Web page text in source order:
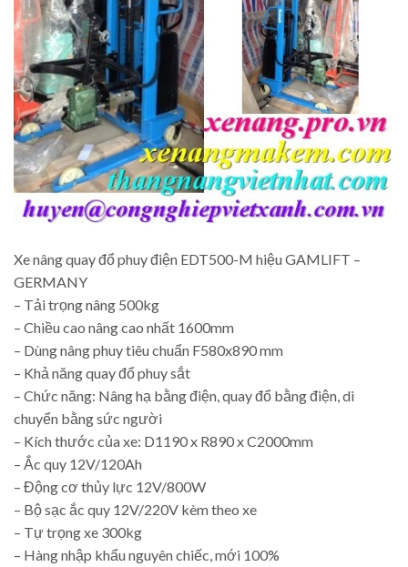
Xe nâng quay đổ phuy điện EDT500-M hiệu GAMLIFT –
GERMANY
– Tải trọng nâng 500kg
– Chiều cao nâng cao nhất 1600mm
– Dùng nâng phuy tiêu chuẩn F580x890 mm
– Khả năng quay đổ phuy sắt
– Chức năng: Nâng hạ bằng điện, quay đổ bằng điện, di
chuyển bằng sức người
– Kích thước của xe: D1190 x R890 x C2000mm
– Ắc quy 12V/120Ah
– Động cơ thủy lực 12V/800W
– Bộ sạc ắc quy 12V/220V kèm theo xe
– Tự trọng xe 300kg
– Hàng nhập khẩu nguyên chiếc, mới 100%